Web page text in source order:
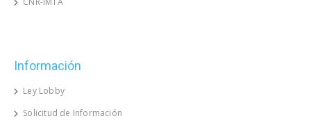
Información
Ley Lobby
Solicitud de Información